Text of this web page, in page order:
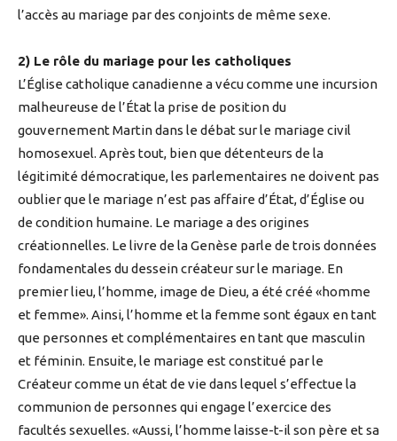
l’accès au mariage par des conjoints de même sexe.
2) Le rôle du mariage pour les catholiques
L’Église catholique canadienne a vécu comme une incursion
malheureuse de l’État la prise de position du
gouvernement Martin dans le débat sur le mariage civil
homosexuel. Après tout, bien que détenteurs de la
légitimité démocratique, les parlementaires ne doivent pas
oublier que le mariage n’est pas affaire d’État, d’Église ou
de condition humaine. Le mariage a des origines
créationnelles. Le livre de la Genèse parle de trois données
fondamentales du dessein créateur sur le mariage. En
premier lieu, l’homme, image de Dieu, a été créé «homme
et femme». Ainsi, l’homme et la femme sont égaux en tant
que personnes et complémentaires en tant que masculin
et féminin. Ensuite, le mariage est constitué par le
Créateur comme un état de vie dans lequel s’effectue la
communion de personnes qui engage l’exercice des
facultés sexuelles. «Aussi, l’homme laisse-t-il son père et sa